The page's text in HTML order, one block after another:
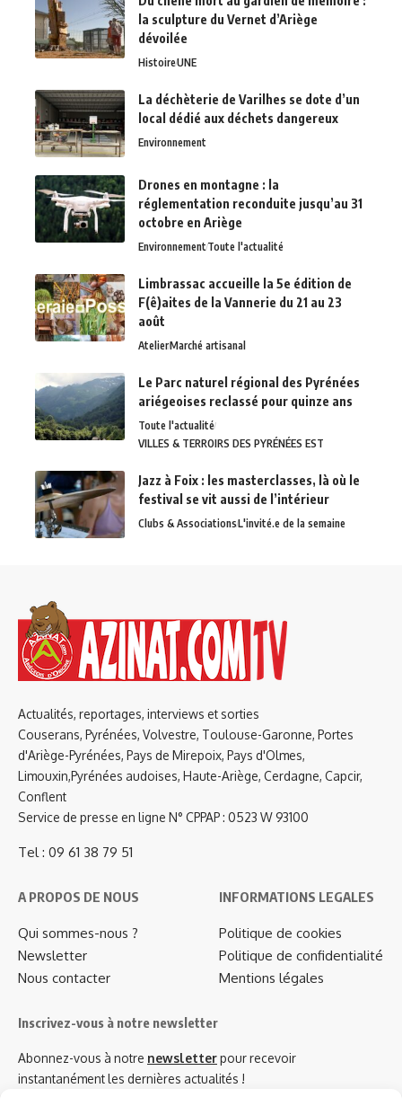
la sculpture du Vernet d’Ariège
dévoilée
HistoireUNE
La déchèterie de Varilhes se dote d’un
local dédié aux déchets dangereux
Environnement
Drones en montagne : la
réglementation reconduite jusqu’au 31
octobre en Ariège
EnvironnementToute l'actualité
Limbrassac accueille la 5e édition de
F(ê)aites de la Vannerie du 21 au 23
août
AtelierMarché artisanal
Le Parc naturel régional des Pyrénées
ariégeoises reclassé pour quinze ans
Toute l'actualité
VILLES & TERROIRS DES PYRÉNÉES EST
Jazz à Foix : les masterclasses, là où le
festival se vit aussi de l’intérieur
Clubs & AssociationsL'invité.e de la semaine
Actualités, reportages, interviews et sorties
Couserans, Pyrénées, Volvestre, Toulouse-Garonne, Portes
d'Ariège-Pyrénées, Pays de Mirepoix, Pays d'Olmes,
Limouxin,Pyrénées audoises, Haute-Ariège, Cerdagne, Capcir,
Conflent
Service de presse en ligne N° CPPAP : 0523 W 93100
Tel : 09 61 38 79 51
A PROPOS DE NOUS
Qui sommes-nous ?
Newsletter
Nous contacter
INFORMATIONS LEGALES
Politique de cookies
Politique de confidentialité
Mentions légales
Inscrivez-vous à notre newsletter
Abonnez-vous à notre newsletterpour recevoir
instantanément les dernières actualités !